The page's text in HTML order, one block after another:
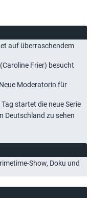
auf überraschendem
Frier) besucht
Neue Moderatorin für
startet die neue Serie
Deutschland zu sehen
Show, Doku und